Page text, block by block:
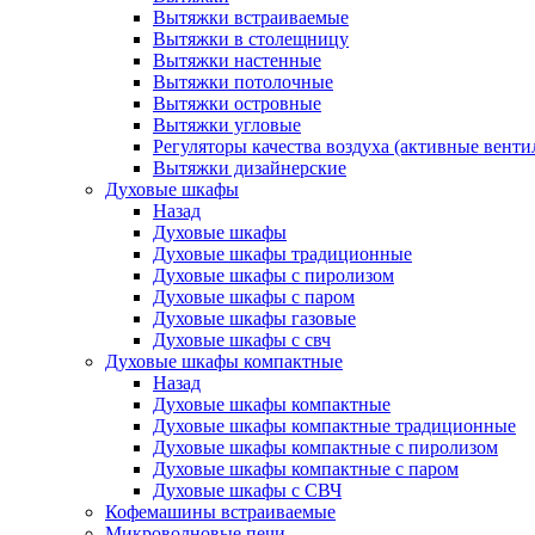
Вытяжки встраиваемые
Вытяжки в столещницу
Вытяжки настенные
Вытяжки потолочные
Вытяжки островные
Вытяжки угловые
Регуляторы качества воздуха (активные
Вытяжки дизайнерские
Духовые шкафы
Назад
Духовые шкафы
Духовые шкафы традиционные
Духовые шкафы с пиролизом
Духовые шкафы с паром
Духовые шкафы газовые
Духовые шкафы с свч
Духовые шкафы компактные
Назад
Духовые шкафы компактные
Духовые шкафы компактные традиционные
Духовые шкафы компактные с пиролизом
Духовые шкафы компактные с паром
Духовые шкафы с СВЧ
Кофемашины встраиваемые